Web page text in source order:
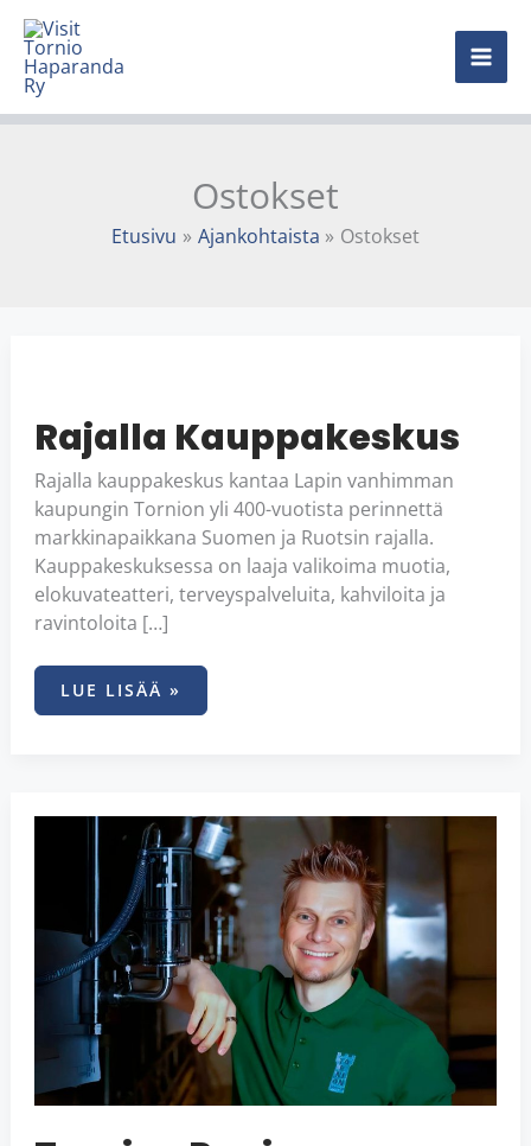
Siirry
sisältöön
Ostokset
Etusivu Ajankohtaista Ostokset
Rajalla Kauppakeskus
Rajalla kauppakeskus kantaa Lapin vanhimman
kaupungin Tornion yli 400-vuotista perinnettä
markkinapaikkana Suomen ja Ruotsin rajalla.
Kauppakeskuksessa on laaja valikoima muotia,
elokuvateatteri, terveyspalveluita, kahviloita ja
ravintoloita […]
LUE LISÄÄ »
TORNION
PANIMO